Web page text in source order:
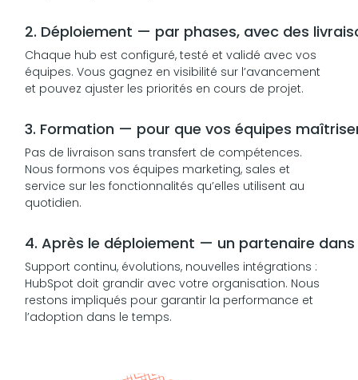
2. Déploiement — par phases, avec des
Chaque hub est configuré, testé et validé avec vos
équipes. Vous gagnez en visibilité sur l’avancement
et pouvez ajuster les priorités en cours de projet.
3. Formation — pour que vos équipes
Pas de livraison sans transfert de compétences.
Nous formons vos équipes marketing, sales et
service sur les fonctionnalités qu’elles utilisent au
quotidien.
4. Après le déploiement — un partenaire
Support continu, évolutions, nouvelles intégrations :
HubSpot doit grandir avec votre organisation. Nous
restons impliqués pour garantir la performance et
l’adoption dans le temps.